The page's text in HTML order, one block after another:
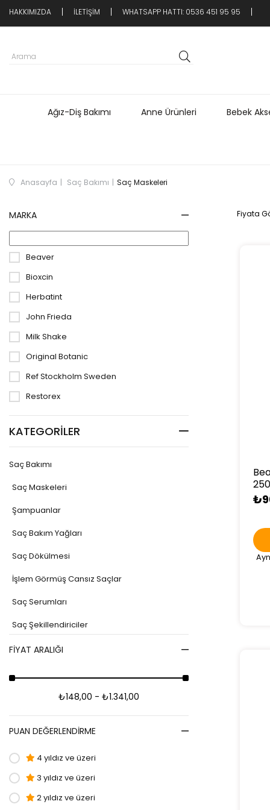
HAKKIMIZDA İLETİŞİM WHATSAPP HATTI: 0536 451 95 95
Ağız-Diş Bakımı Anne Ürünleri Bebek
Anasayfa Saç Bakımı Saç Maskeleri
MARKA
Beaver
Bioxcin
Herbatint
John Frieda
Milk Shake
Original Botanic
Ref Stockholm Sweden
Restorex
KATEGORILER
Saç Bakımı
Saç Maskeleri
Şampuanlar
Saç Bakım Yağları
Saç Dökülmesi
İşlem Görmüş Cansız Saçlar
Saç Serumları
Saç Şekillendiriciler
Kuru Şampuanlar
Keratin Bakımı
Günlük Bakım
Erkek Saç Bakım
Saç Kremi
FIYAT ARALIĞI
₺148,00 - ₺1.341,00
PUAN DEĞERLENDIRME
4 yıldız ve üzeri
3 yıldız ve üzeri
2 yıldız ve üzeri
Fiyata